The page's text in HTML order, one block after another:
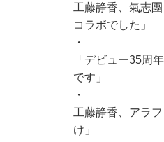
工藤静香、氣志
コラボでした」
・
「デビュー35周
です」
・
工藤静香、アラ
け」